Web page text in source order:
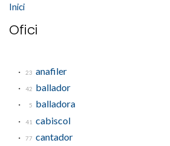
Inici
Ofici
23 anafiler
42 ballador
5 balladora
41 cabiscol
77 cantador